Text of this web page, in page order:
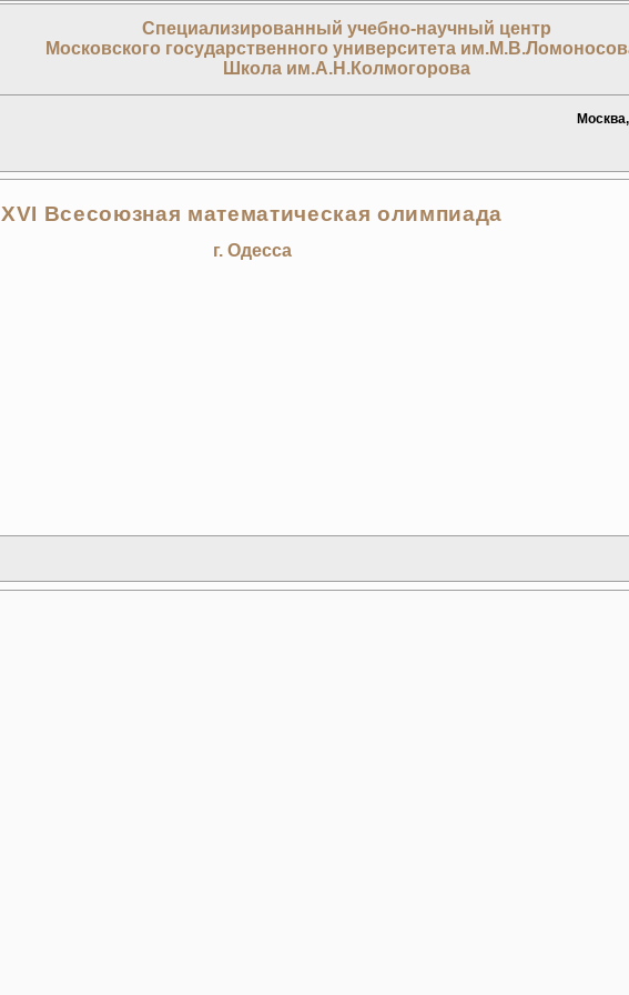
Специализированный учебно-научный центр
Московского государственного университета
Школа им.А.Н.Колмогорова
XVI Всесоюзная математическая олимпиада
г. Одесса